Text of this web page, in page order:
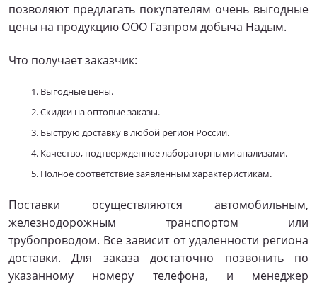
позволяют предлагать покупателям очень выгодные
цены на продукцию ООО Газпром добыча Надым.
Что получает заказчик:
Выгодные цены.
Скидки на оптовые заказы.
Быструю доставку в любой регион России.
Качество, подтвержденное лабораторными анализами.
Полное соответствие заявленным характеристикам.
Поставки осуществляются автомобильным,
железнодорожным транспортом или
трубопроводом. Все зависит от удаленности региона
доставки. Для заказа достаточно позвонить по
указанному номеру телефона, и менеджер